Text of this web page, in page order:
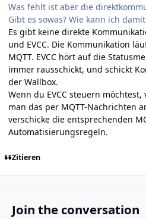
Was fehlt ist aber die
Gibt es sowas? Wie kann ich
Es gibt keine direkte
und EVCC. Die Kommunikation
MQTT. EVCC hört auf die
immer rausschickt, und schickt
der Wallbox.
Wenn du EVCC steuern
man das per MQTT-Nachrichten
verschicke die entsprechenden
Automatisierungsregeln.
Zitieren
Join the conversation